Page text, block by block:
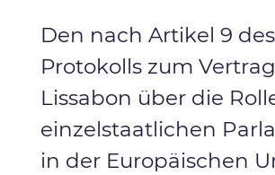
Den nach Artikel 9 des
Protokolls zum
Lissabon über die
einzelstaatlichen
in der Europäischen